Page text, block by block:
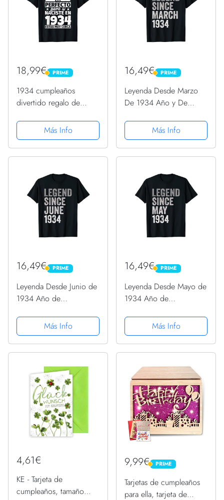
18,99€ PRIME
PRIME
1934 cumpleaños
divertido regalo de
Más Info
16,49€ PRIME
PRIME
Leyenda Desde Marzo
De 1934 Año y De
CamisetaMás Info
16,49€ PRIME
PRIME
Leyenda Desde Junio de
1934 Año de
Más Info
16,49€ PRIME
PRIME
Leyenda Desde Mayo de
1934 Año de
Más Info
4,61€
KE - Tarjeta de
cumpleaños, tamaño
9,99€ PRIME
PRIME
Tarjetas de cumpleaños
para ella, tarjeta de